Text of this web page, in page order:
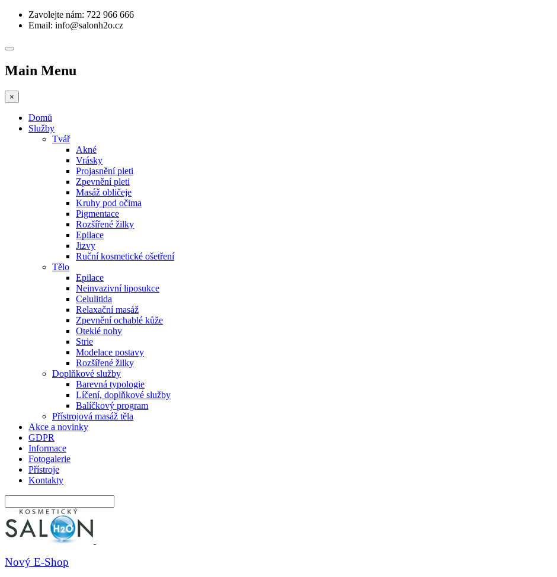
Zavolejte nám: 722 966 666
Email: info@salonh2o.cz
Main Menu
×
Domů
Služby
Tvář
Akné
Vrásky
Projasnění pleti
Zpevnění pleti
Masáž obličeje
Kruhy pod očima
Pigmentace
Rozšířené žilky
Epilace
Jizvy
Ruční kosmetické ošetření
Tělo
Epilace
Neinvazivní liposukce
Celulitida
Relaxační masáž
Zpevnění ochablé kůže
Oteklé nohy
Strie
Modelace postavy
Rozšířené žilky
Doplňkové služby
Barevná typologie
Líčení, doplňkové služby
Balíčkový program
Přístrojová masáž těla
Akce a novinky
GDPR
Informace
Fotogalerie
Přístroje
Kontakty
Nový E-Shop